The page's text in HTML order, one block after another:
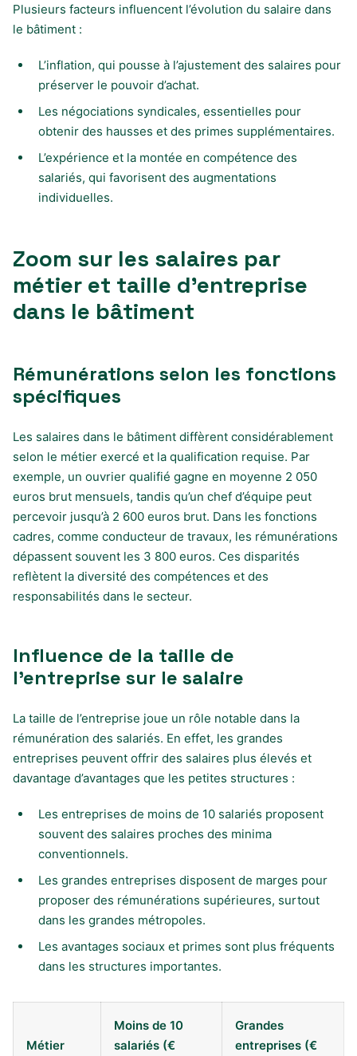
Plusieurs facteurs influencent l’évolution du salaire dans
le bâtiment :
L’inflation, qui pousse à l’ajustement des salaires pour
préserver le pouvoir d’achat.
Les négociations syndicales, essentielles pour
obtenir des hausses et des primes supplémentaires.
L’expérience et la montée en compétence des
salariés, qui favorisent des augmentations
individuelles.
Zoom sur les salaires par
métier et taille d’entreprise
dans le bâtiment
Rémunérations selon les fonctions
spécifiques
Les salaires dans le bâtiment diffèrent considérablement
selon le métier exercé et la qualification requise. Par
exemple, un ouvrier qualifié gagne en moyenne 2 050
euros brut mensuels, tandis qu’un chef d’équipe peut
percevoir jusqu’à 2 600 euros brut. Dans les fonctions
cadres, comme conducteur de travaux, les rémunérations
dépassent souvent les 3 800 euros. Ces disparités
reflètent la diversité des compétences et des
responsabilités dans le secteur.
Influence de la taille de
l’entreprise sur le salaire
La taille de l’entreprise joue un rôle notable dans la
rémunération des salariés. En effet, les grandes
entreprises peuvent offrir des salaires plus élevés et
davantage d’avantages que les petites structures :
Les entreprises de moins de 10 salariés proposent
souvent des salaires proches des minima
conventionnels.
Les grandes entreprises disposent de marges pour
proposer des rémunérations supérieures, surtout
dans les grandes métropoles.
Les avantages sociaux et primes sont plus fréquents
dans les structures importantes.
Métier
Moins de 10
salariés (€
Grandes
entreprises (€